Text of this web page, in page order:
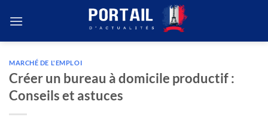
MARCHÉ DE L'EMPLOI
Créer un bureau à domicile productif :
Conseils et astuces